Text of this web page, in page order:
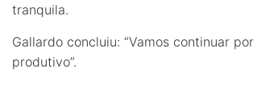
tranquila.
Gallardo concluiu: “Vamos continuar
produtivo”.